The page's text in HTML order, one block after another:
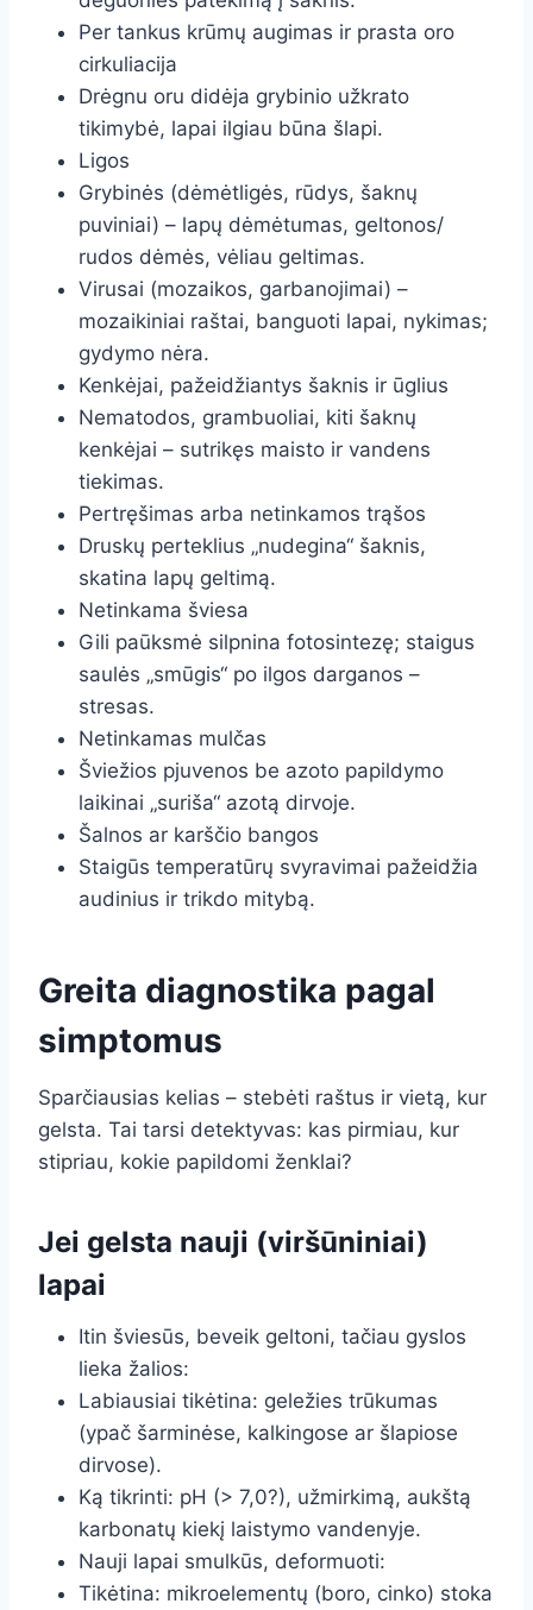
Per tankus krūmų augimas ir prasta oro
cirkuliacija
Drėgnu oru didėja grybinio užkrato
tikimybė, lapai ilgiau būna šlapi.
Ligos
Grybinės (dėmėtligės, rūdys, šaknų
puviniai) – lapų dėmėtumas, geltonos/
rudos dėmės, vėliau geltimas.
Virusai (mozaikos, garbanojimai) –
mozaikiniai raštai, banguoti lapai, nykimas;
gydymo nėra.
Kenkėjai, pažeidžiantys šaknis ir ūglius
Nematodos, grambuoliai, kiti šaknų
kenkėjai – sutrikęs maisto ir vandens
tiekimas.
Pertręšimas arba netinkamos trąšos
Druskų perteklius „nudegina“ šaknis,
skatina lapų geltimą.
Netinkama šviesa
Gili paūksmė silpnina fotosintezę; staigus
saulės „smūgis“ po ilgos darganos –
stresas.
Netinkamas mulčas
Šviežios pjuvenos be azoto papildymo
laikinai „suriša“ azotą dirvoje.
Šalnos ar karščio bangos
Staigūs temperatūrų svyravimai pažeidžia
audinius ir trikdo mitybą.
Greita diagnostika pagal
simptomus
Sparčiausias kelias – stebėti raštus ir vietą, kur
gelsta. Tai tarsi detektyvas: kas pirmiau, kur
stipriau, kokie papildomi ženklai?
Jei gelsta nauji (viršūniniai)
lapai
Itin šviesūs, beveik geltoni, tačiau gyslos
lieka žalios:
Labiausiai tikėtina: geležies trūkumas
(ypač šarminėse, kalkingose ar šlapiose
dirvose).
Ką tikrinti: pH (> 7,0?), užmirkimą, aukštą
karbonatų kiekį laistymo vandenyje.
Nauji lapai smulkūs, deformuoti:
Tikėtina: mikroelementų (boro, cinko) stoka